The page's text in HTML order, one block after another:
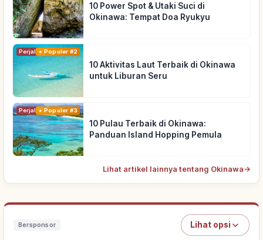
10 Power Spot & Utaki Suci di
Okinawa: Tempat Doa Ryukyu
PerjalananPopuler #2
10 Aktivitas Laut Terbaik di Okinawa
untuk Liburan Seru
PerjalananPopuler #3
10 Pulau Terbaik di Okinawa:
Panduan Island Hopping Pemula
Lihat artikel lainnya tentang Okinawa→
Bersponsor Lihat opsi